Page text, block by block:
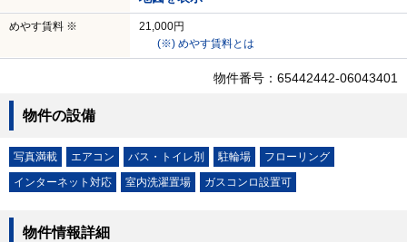
めやす賃料 ※
21,000円
(※) めやす賃料とは
物件番号：65442442-06043401
物件の設備
写真満載 エアコン バス・トイレ別 駐輪場
フローリング
インターネット対応
室内洗濯置場 ガスコンロ設置可
物件情報詳細